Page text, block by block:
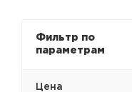
Фильтр по
параметрам
Цена